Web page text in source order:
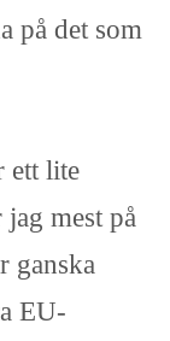
på det som
ett lite
mest på
ganska
EU-